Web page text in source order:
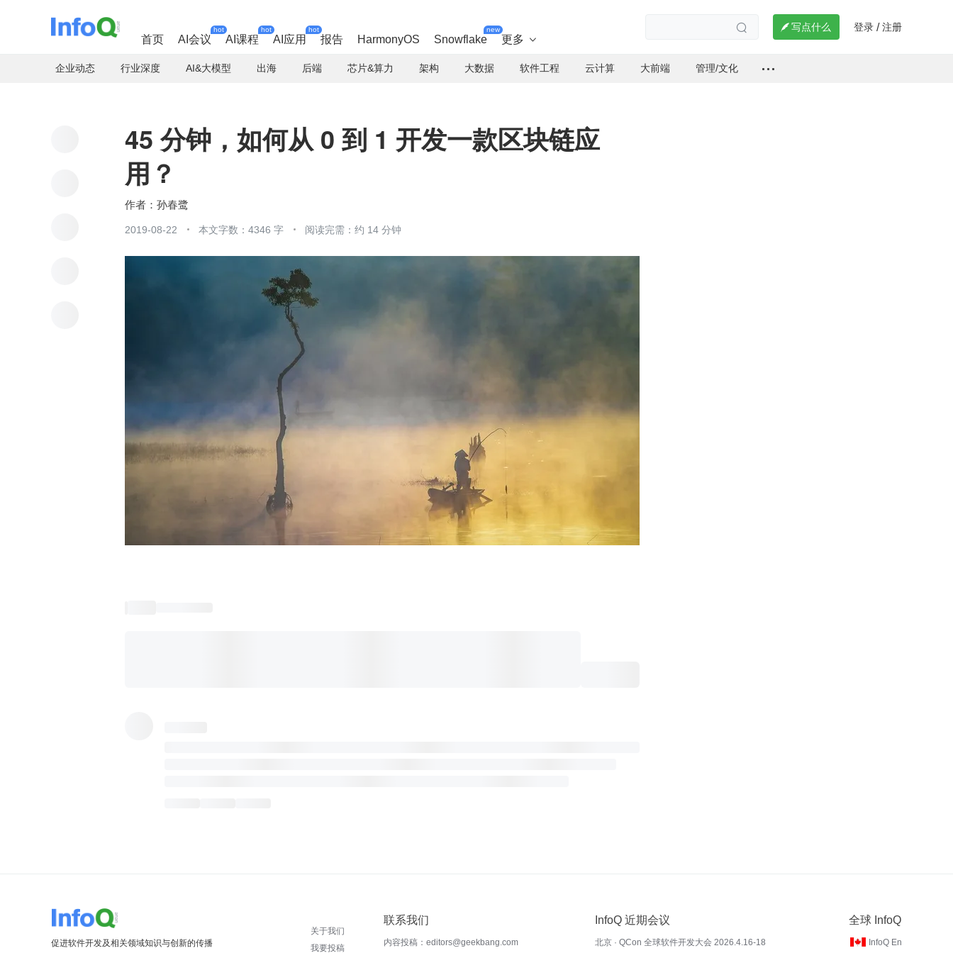
首页 AI会议
hot
AI课程
hot
AI应用
hot
报告 HarmonyOS Snowflake
new
更多 
  写点什么 登录 / 注册
企业动态 行业深度 AI&大模型 出海 后端 芯片&算力 架构 大数据 软件工程 云计算 大前端 管理/文化
45 分钟，如何从 0 到 1 开发一款区块链应
用？
孙春鹭
2019-08-22 本文字数：4346 字 阅读完需：约 14 分钟
促进软件开发及相关领域知识与创新的传播
关于我们
我要投稿
联系我们
内容投稿：editors@geekbang.com
InfoQ 近期会议
北京 · QCon 全球软件开发大会 2026.4.16-18
全球 InfoQ
InfoQ En